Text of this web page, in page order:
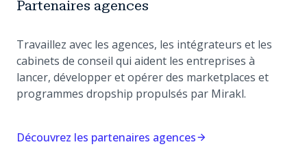
Partenaires agences
Travaillez avec les agences, les intégrateurs et les
cabinets de conseil qui aident les entreprises à
lancer, développer et opérer des marketplaces et
programmes dropship propulsés par Mirakl.
Découvrez les partenaires agences